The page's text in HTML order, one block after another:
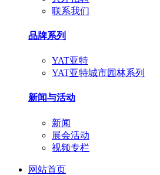
联系我们
品牌系列
YAT亚特
YAT亚特城市园林系列
新闻与活动
新闻
展会活动
视频专栏
网站首页